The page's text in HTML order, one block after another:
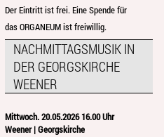
Der Eintritt ist frei. Eine Spende für
das ORGANEUM ist freiwillig.
NACHMITTAGSMUSIK IN
DER GEORGSKIRCHE
WEENER
Mittwoch. 20.05.2026 16.00 Uhr
Weener | Georgskirche